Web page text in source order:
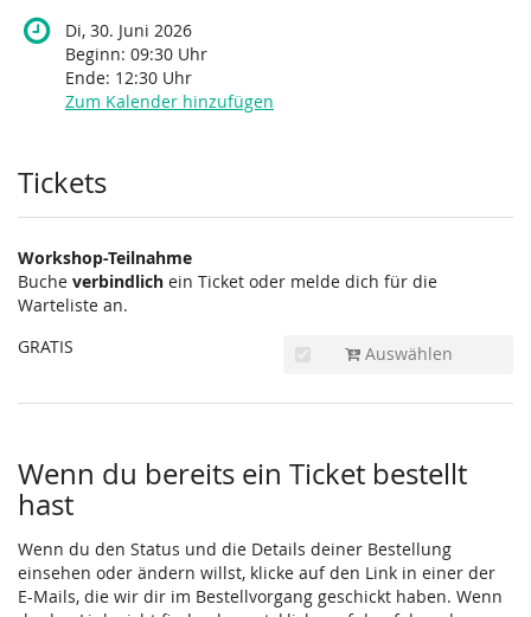
Di, 30. Juni 2026
Beginn: 09:30 Uhr
Ende: 12:30 Uhr
Zum Kalender hinzufügen
Produkte
Tickets
Workshop-Teilnahme
Buche verbindlich ein Ticket oder melde dich für die
Warteliste an.
GRATIS
Auswählen
Wenn du bereits ein Ticket bestellt
hast
Wenn du den Status und die Details deiner Bestellung
einsehen oder ändern willst, klicke auf den Link in einer der
E-Mails, die wir dir im Bestellvorgang geschickt haben. Wenn